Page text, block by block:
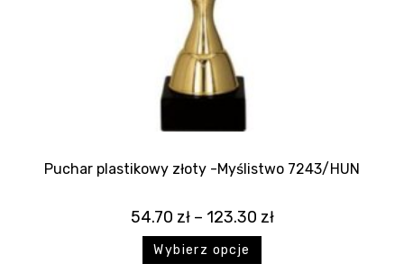
Puchar plastikowy złoty -Myślistwo 7243/HUN
54.70 zł – 123.30 zł
Wybierz opcje